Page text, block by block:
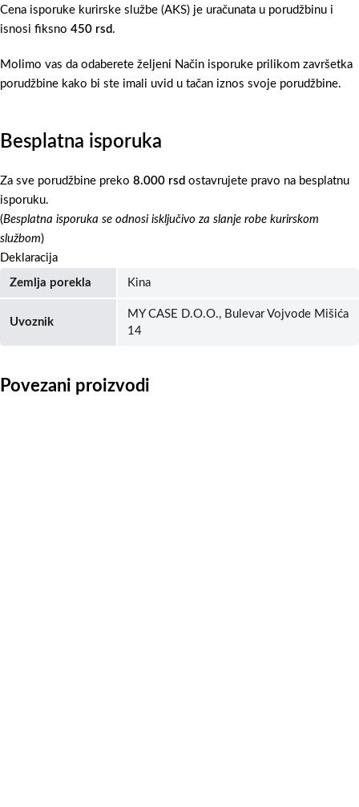
Cena isporuke kurirske službe (AKS) je uračunata u porudžbinu i
isnosi fiksno 450 rsd .
Molimo vas da odaberete željeni Način isporuke prilikom završetka
porudžbine kako bi ste imali uvid u tačan iznos svoje porudžbine.
Besplatna isporuka
Za sve porudžbine preko 8.000 rsd ostavrujete pravo na besplatnu
isporuku.
(Besplatna isporuka se odnosi isključivo za slanje robe kurirskom
službom)
Deklaracija
Zemlja porekla Kina
Uvoznik
MY CASE D.O.O., Bulevar Vojvode Mišića
14
Povezani proizvodi